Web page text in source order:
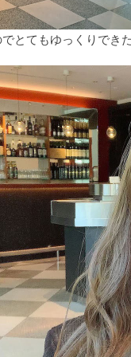
とてもゆっくりでき